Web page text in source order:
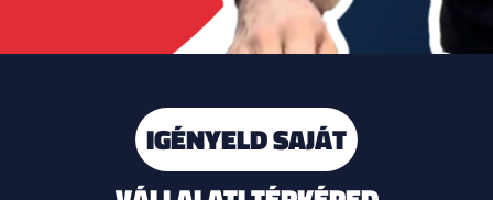
IGÉNYELD SAJÁT